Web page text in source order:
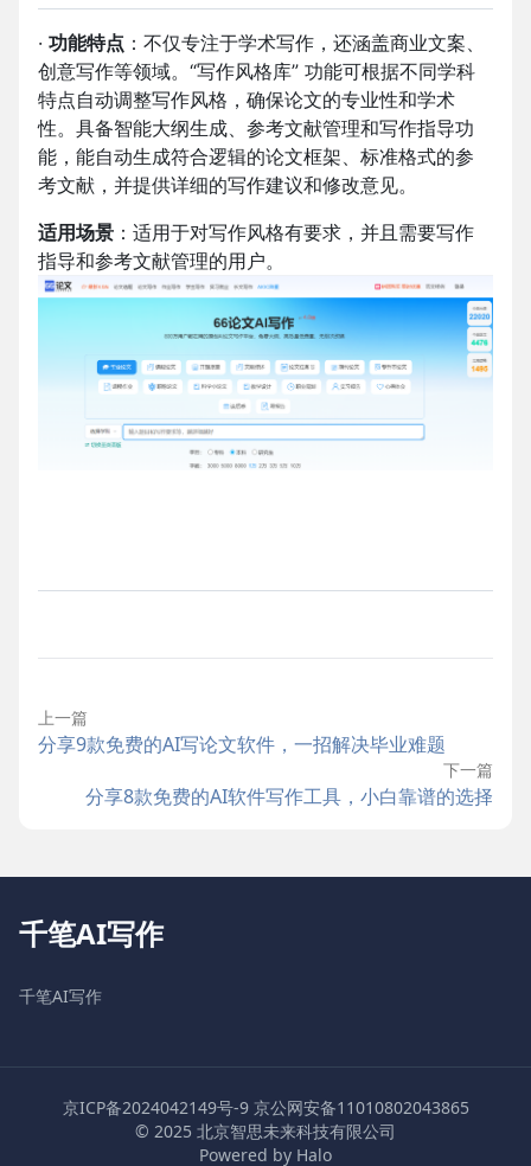
· 功能特点 ：不仅专注于学术写作，还涵盖商业文案、
创意写作等领域。“写作风格库” 功能可根据不同学科
特点自动调整写作风格，确保论文的专业性和学术
性。具备智能大纲生成、参考文献管理和写作指导功
能，能自动生成符合逻辑的论文框架、标准格式的参
考文献，并提供详细的写作建议和修改意见。
适用场景 ：适用于对写作风格有要求，并且需要写作
指导和参考文献管理的用户。
上一篇
分享9款免费的AI写论文软件，一招解决毕业难题
下一篇
分享8款免费的AI软件写作工具，小白靠谱的选择
千笔AI写作
千笔AI写作
京ICP备2024042149号-9 京公网安备11010802043865
© 2025 北京智思未来科技有限公司
Powered by Halo